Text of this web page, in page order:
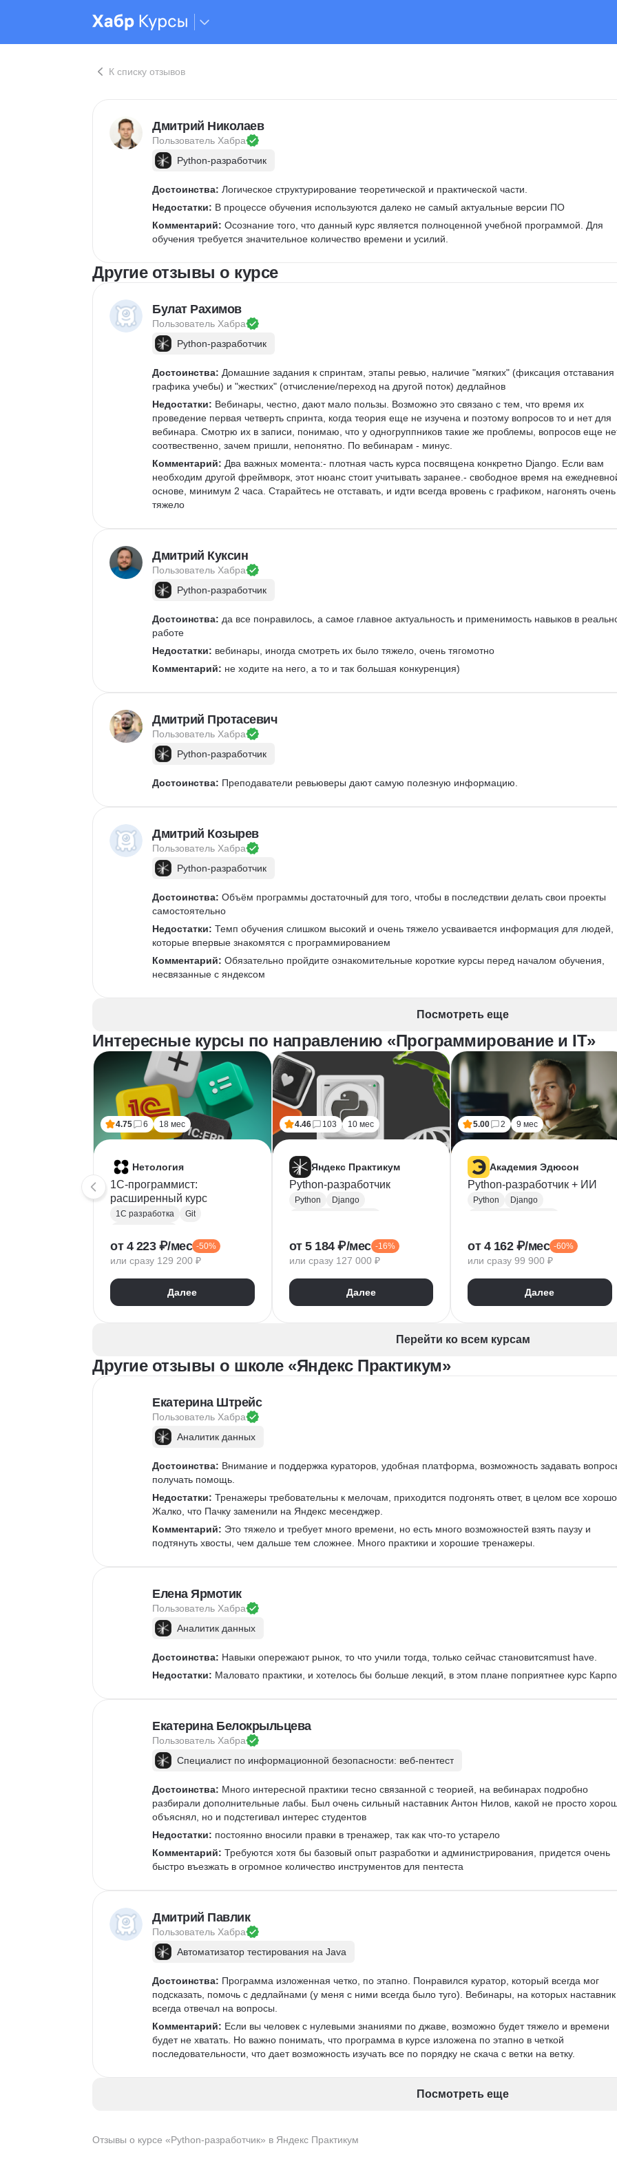
К списку отзывов
Отзывы о курсе «Python-разработчик» в Яндекс Практикум
Дмитрий Николаев
Пользователь Хабра
Python-разработчик
Достоинства: Логическое структурирование теоретической и практической части.
Недостатки: В процессе обучения используются далеко не самый актуальные версии ПО
Комментарий: Осознание того, что данный курс является полноценной учебной программой. Для
обучения требуется значительное количество времени и усилий.
Другие отзывы о курсе
Булат Рахимов
Пользователь Хабра
Python-разработчик
Достоинства: Домашние задания к спринтам, этапы ревью, наличие "мягких" (фиксация
графика учебы) и "жестких" (отчисление/переход на другой поток) дедлайнов
Недостатки: Вебинары, честно, дают мало пользы. Возможно это связано с тем, что время их
проведение первая четверть спринта, когда теория еще не изучена и поэтому вопросов то и нет для
вебинара. Смотрю их в записи, понимаю, что у одногруппников такие же проблемы, вопросов еще
соотвественно, зачем пришли, непонятно. По вебинарам - минус.
Комментарий: Два важных момента:- плотная часть курса посвящена конкретно Django. Если вам
необходим другой фреймворк, этот нюанс стоит учитывать заранее.- свободное время на
основе, минимум 2 часа. Старайтесь не отставать, и идти всегда вровень с графиком, нагонять
тяжело
Дмитрий Куксин
Пользователь Хабра
Python-разработчик
Достоинства: да все понравилось, а самое главное актуальность и применимость навыков в
работе
Недостатки: вебинары, иногда смотреть их было тяжело, очень тягомотно
Комментарий: не ходите на него, а то и так большая конкуренция)
Дмитрий Протасевич
Пользователь Хабра
Python-разработчик
Достоинства: Преподаватели ревьюверы дают самую полезную информацию.
Дмитрий Козырев
Пользователь Хабра
Python-разработчик
Достоинства: Объём программы достаточный для того, чтобы в последствии делать свои проекты
самостоятельно
Недостатки: Темп обучения слишком высокий и очень тяжело усваивается информация для людей,
которые впервые знакомятся с программированием
Комментарий: Обязательно пройдите ознакомительные короткие курсы перед началом обучения,
несвязанные с яндексом
Посмотреть еще
Интересные курсы по направлению «Программирование и IT»
4.75 6 18 мес
Нетология
1C-программист:
расширенный курс
1С разработка
Git
1С:Бухгалтерия
Google Таблицы
Eclipse
1С:Предприятие
XML
1С:БСП
от 4 223 ₽/мес -50%
или сразу 129 200 ₽
Далее
4.46 103 10 мес
Яндекс Практикум
Python-разработчик
Python
Django
Docker
Flask
CI / CD
от 5 184 ₽/мес -16%
или сразу 127 000 ₽
Далее
5.00 2 9 мес
Академия Эдюсон
Python-разработчик + ИИ
Python
Django
Flask
Pytest
от 4 162 ₽/мес -60%
или сразу 99 900 ₽
Далее
Перейти ко всем курсам
Другие отзывы о школе «Яндекс Практикум»
Екатерина Штрейс
Пользователь Хабра
Аналитик данных
Достоинства: Внимание и поддержка кураторов, удобная платформа, возможность задавать
получать помощь.
Недостатки: Тренажеры требовательны к мелочам, приходится подгонять ответ, в целом все
Жалко, что Пачку заменили на Яндекс месенджер.
Комментарий: Это тяжело и требует много времени, но есть много возможностей взять паузу и
подтянуть хвосты, чем дальше тем сложнее. Много практики и хорошие тренажеры.
Елена Ярмотик
Пользователь Хабра
Аналитик данных
Достоинства: Навыки опережают рынок, то что учили тогда, только сейчас становитсяmust have.
Недостатки: Маловато практики, и хотелось бы больше лекций, в этом плане поприятнее курс
Екатерина Белокрыльцева
Пользователь Хабра
Специалист по информационной безопасности: веб-пентест
Достоинства: Много интересной практики тесно связанной с теорией, на вебинарах подробно
разбирали дополнительные лабы. Был очень сильный наставник Антон Нилов, какой не просто
объяснял, но и подстегивал интерес студентов
Недостатки: постоянно вносили правки в тренажер, так как что-то устарело
Комментарий: Требуются хотя бы базовый опыт разработки и администрирования, придется очень
быстро въезжать в огромное количество инструментов для пентеста
Дмитрий Павлик
Пользователь Хабра
Автоматизатор тестирования на Java
Достоинства: Программа изложенная четко, по этапно. Понравился куратор, который всегда мог
подсказать, помочь с дедлайнами (у меня с ними всегда было туго). Вебинары, на которых
всегда отвечал на вопросы.
Комментарий: Если вы человек с нулевыми знаниями по джаве, возможно будет тяжело и времени
будет не хватать. Но важно понимать, что программа в курсе изложена по этапно в четкой
последовательности, что дает возможность изучать все по порядку не скача с ветки на ветку.
Посмотреть еще